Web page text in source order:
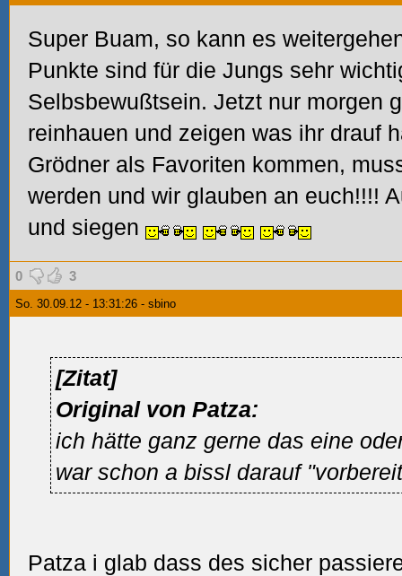
Super Buam, so kann es
Punkte sind für die Jungs sehr
Selbsbewußtsein. Jetzt nur morgen
reinhauen und zeigen was ihr drauf
Grödner als Favoriten kommen,
werden und wir glauben an euch!!!!
und siegen
0 3
So. 30.09.12 - 13:31:26 - sbino
[Zitat]
Original von Patza:
ich hätte ganz gerne das eine
war schon a bissl darauf
Patza i glab dass des sicher